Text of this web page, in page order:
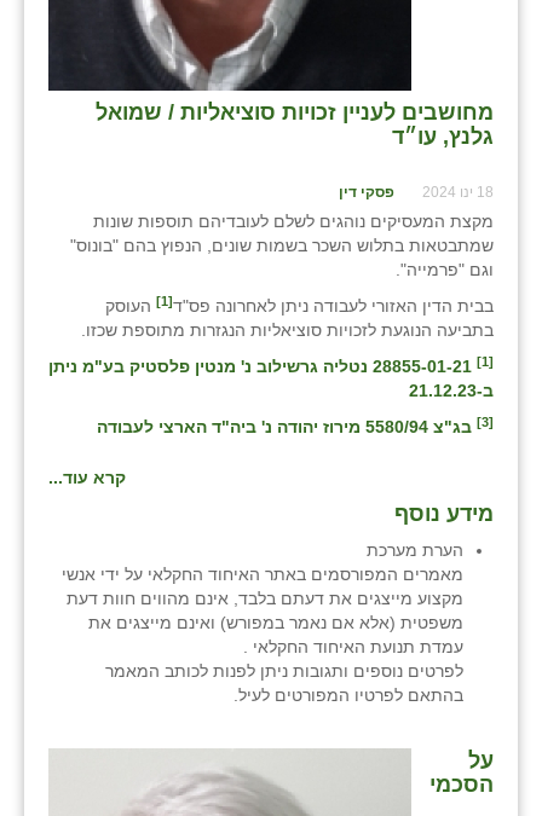
מחושבים לעניין זכויות סוציאליות / שמואל
גלנץ, עו״ד
18 ינו 2024 פסקי דין
מקצת המעסיקים נוהגים לשלם לעובדיהם תוספות שונות
שמתבטאות בתלוש השכר בשמות שונים, הנפוץ בהם "בונוס"
וגם "פרמייה".
בבית הדין האזורי לעבודה ניתן לאחרונה פס"ד[1]
העוסק
בתביעה הנוגעת לזכויות סוציאליות הנגזרות מתוספת שכזו.
[1]
28855-01-21 נטליה גרשילוב נ' מנטין פלסטיק בע"מ ניתן
ב-21.12.23
[3] בג"צ 5580/94 מירוז יהודה נ' ביה"ד הארצי לעבודה
קרא עוד...
מידע נוסף
הערת מערכת
מאמרים המפורסמים באתר האיחוד החקלאי על ידי אנשי
מקצוע מייצגים את דעתם בלבד, אינם מהווים חוות דעת
משפטית (אלא אם נאמר במפורש) ואינם מייצגים את
עמדת תנועת האיחוד החקלאי .
לפרטים נוספים ותגובות ניתן לפנות לכותב המאמר
בהתאם לפרטיו המפורטים לעיל.
על
הסכמי